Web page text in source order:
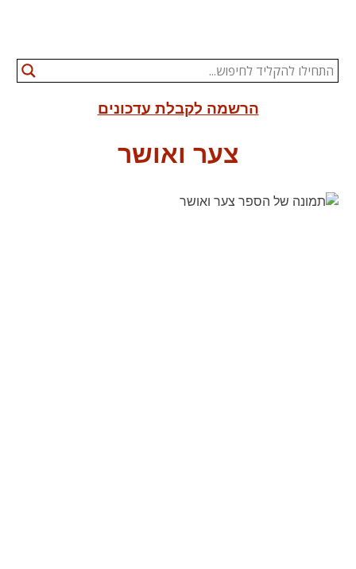
הרשמה לקבלת עדכונים
צער ואושר